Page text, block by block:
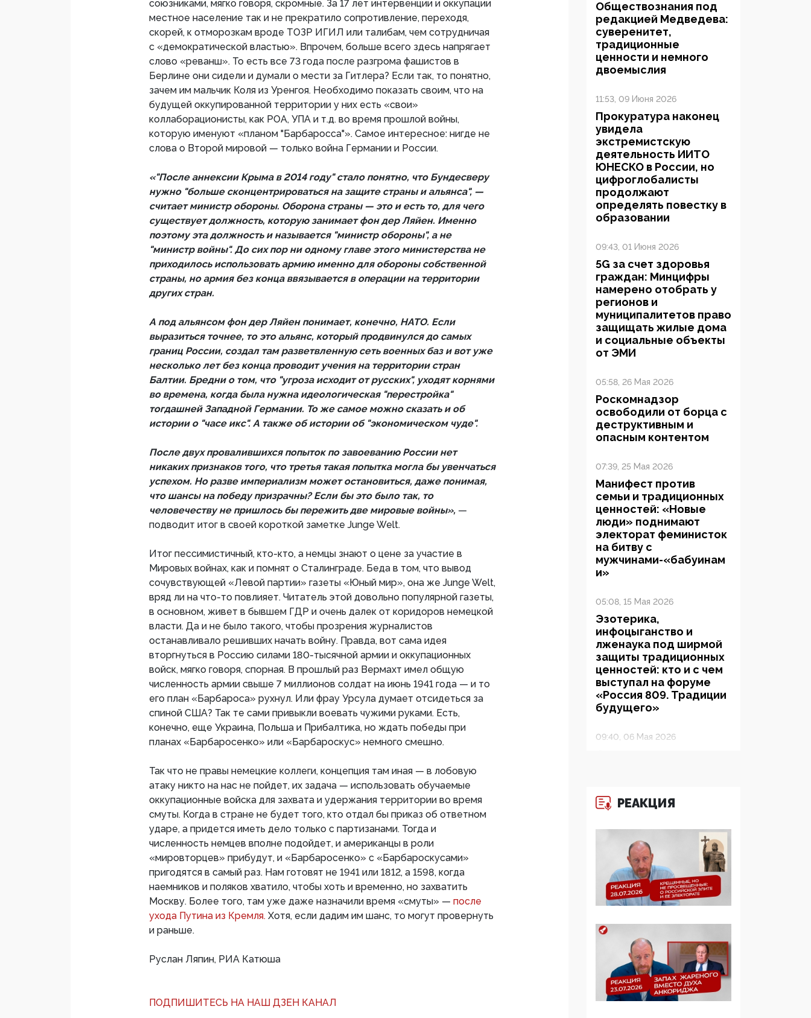
союзниками, мягко говоря, скромные. За 17 лет интервенции и оккупации
местное население так и не прекратило сопротивление, переходя,
скорей, к отморозкам вроде ТОЗР ИГИЛ или талибам, чем сотрудничая
с «демократической властью». Впрочем, больше всего здесь напрягает
слово «реванш». То есть все 73 года после разгрома фашистов в
Берлине они сидели и думали о мести за Гитлера? Если так, то понятно,
зачем им мальчик Коля из Уренгоя. Необходимо показать своим, что на
будущей оккупированной территории у них есть «свои»
коллаборационисты, как РОА, УПА и т.д. во время прошлой войны,
которую именуют «планом "Барбаросса"». Самое интересное: нигде не
слова о Второй мировой — только война Германии и России.
«"После аннексии Крыма в 2014 году" стало понятно, что Бундесверу
нужно "больше сконцентрироваться на защите страны и альянса", —
считает министр обороны. Оборона страны — это и есть то, для чего
существует должность, которую занимает фон дер Ляйен. Именно
поэтому эта должность и называется "министр обороны", а не
"министр войны". До сих пор ни одному главе этого министерства не
приходилось использовать армию именно для обороны собственной
страны, но армия без конца ввязывается в операции на территории
других стран.
А под альянсом фон дер Ляйен понимает, конечно, НАТО. Если
выразиться точнее, то это альянс, который продвинулся до самых
границ России, создал там разветвленную сеть военных баз и вот уже
несколько лет без конца проводит учения на территории стран
Балтии. Бредни о том, что "угроза исходит от русских", уходят корнями
во времена, когда была нужна идеологическая "перестройка"
тогдашней Западной Германии. То же самое можно сказать и об
истории о "часе икс". А также об истории об "экономическом чуде".
После двух провалившихся попыток по завоеванию России нет
никаких признаков того, что третья такая попытка могла бы увенчаться
успехом. Но разве империализм может остановиться, даже понимая,
что шансы на победу призрачны? Если бы это было так, то
человечеству не пришлось бы пережить две мировые войны», —
подводит итог в своей короткой заметке Junge Welt.
Итог пессимистичный, кто-кто, а немцы знают о цене за участие в
Мировых войнах, как и помнят о Сталинграде. Беда в том, что вывод
сочувствующей «Левой партии» газеты «Юный мир», она же Junge Welt,
вряд ли на что-то повлияет. Читатель этой довольно популярной газеты,
в основном, живет в бывшем ГДР и очень далек от коридоров немецкой
власти. Да и не было такого, чтобы прозрения журналистов
останавливало решивших начать войну. Правда, вот сама идея
вторгнуться в Россию силами 180-тысячной армии и оккупационных
войск, мягко говоря, спорная. В прошлый раз Вермахт имел общую
численность армии свыше 7 миллионов солдат на июнь 1941 года — и то
его план «Барбароса» рухнул. Или фрау Урсула думает отсидеться за
спиной США? Так те сами привыкли воевать чужими руками. Есть,
конечно, еще Украина, Польша и Прибалтика, но ждать победы при
планах «Барбаросенко» или «Барбароскус» немного смешно.
Так что не правы немецкие коллеги, концепция там иная — в лобовую
атаку никто на нас не пойдет, их задача — использовать обучаемые
оккупационные войска для захвата и удержания территории во время
смуты. Когда в стране не будет того, кто отдал бы приказ об ответном
ударе, а придется иметь дело только с партизанами. Тогда и
численность немцев вполне подойдет, и американцы в роли
«мировторцев» прибудут, и «Барбаросенко» с «Барбароскусами»
пригодятся в самый раз. Нам готовят не 1941 или 1812, а 1598, когда
наемников и поляков хватило, чтобы хоть и временно, но захватить
Москву. Более того, там уже даже назначили время «смуты» — после
ухода Путина из Кремля. Хотя, если дадим им шанс, то могут провернуть
и раньше.
Руслан Ляпин, РИА Катюша
ПОДПИШИТЕСЬ НА НАШ ДЗЕН КАНАЛ
Обществознания под
редакцией Медведева:
суверенитет,
традиционные
ценности и немного
двоемыслия
11:53, 09 Июня 2026
Прокуратура наконец
увидела
экстремистскую
деятельность ИИТО
ЮНЕСКО в России, но
цифроглобалисты
продолжают
определять повестку в
образовании
09:43, 01 Июня 2026
5G за счет здоровья
граждан: Минцифры
намерено отобрать у
регионов и
муниципалитетов право
защищать жилые дома
и социальные объекты
от ЭМИ
05:58, 26 Мая 2026
Роскомнадзор
освободили от борца с
деструктивным и
опасным контентом
07:39, 25 Мая 2026
Манифест против
семьи и традиционных
ценностей: «Новые
люди» поднимают
электорат феминисток
на битву с
мужчинами-«бабуинам
и»
05:08, 15 Мая 2026
Эзотерика,
инфоцыганство и
лженаука под ширмой
защиты традиционных
ценностей: кто и с чем
выступал на форуме
«Россия 809. Традиции
будущего»
09:40, 06 Мая 2026
отдана на откуп
03:35, 25 Апреля 2026
120 лет
парламентаризма: как
институт
народовластия
изволите» для
Правительства и АП
06:29, 15 Апреля 2026
Социальный фонд
России – пионер
РЕАКЦИЯ